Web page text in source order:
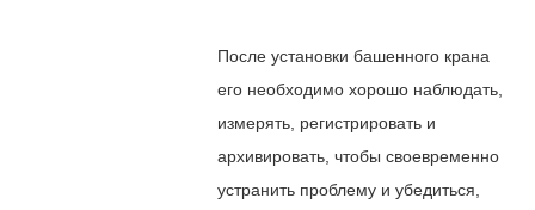
После установки башенного крана
его необходимо хорошо наблюдать,
измерять, регистрировать и
архивировать, чтобы своевременно
устранить проблему и убедиться,